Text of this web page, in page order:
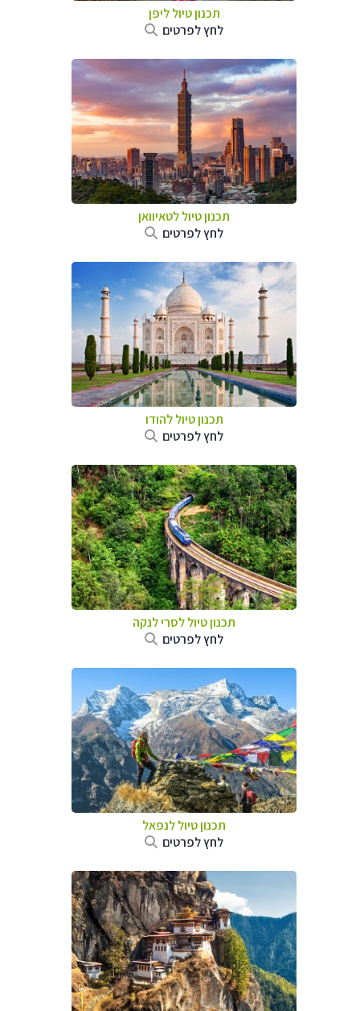
תכנון טיולליפן
לחץ לפרטים
תכנון טיוללטאיוואן
לחץ לפרטים
תכנון טיוללהודו
לחץ לפרטים
תכנון טיוללסרי לנקה
לחץ לפרטים
תכנון טיול לנפאל
לחץ לפרטים